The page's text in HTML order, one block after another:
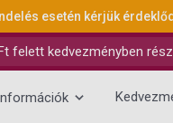
esetén kérjük
felett kedvezményben